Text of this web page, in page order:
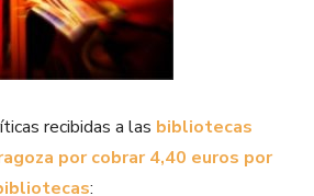
recibidas a las bibliotecas
por cobrar 4,40 euros por
: